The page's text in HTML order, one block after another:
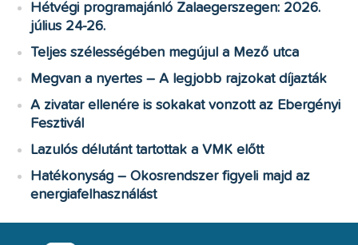
Hétvégi programajánló Zalaegerszegen: 2026.
július 24-26.
Teljes szélességében megújul a Mező utca
Megvan a nyertes – A legjobb rajzokat díjazták
A zivatar ellenére is sokakat vonzott az Ebergényi
Fesztivál
Lazulós délutánt tartottak a VMK előtt
Hatékonyság – Okosrendszer figyeli majd az
energiafelhasználást